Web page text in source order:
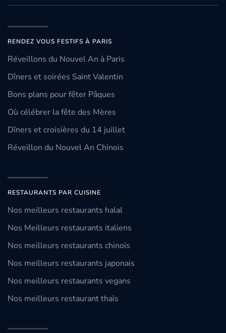
RENDEZ VOUS FESTIFS À PARIS
Réveillons du Nouvel An à Paris
Dîners et soirées Saint Valentin
Bons plans pour fêter Pâques
Où célébrer la fête des Mères
Dîners et croisières du 14 juillet
Réveillon du Nouvel An Chinois
RESTAURANTS PAR CUISINE
Nos meilleurs restaurants halal
Nos Meilleurs restaurants italiens
Nos meilleurs restaurants chinois
Nos meilleurs restaurants japonais
Nos meilleurs restaurants vegans
Nos meilleurs restaurant thaïs